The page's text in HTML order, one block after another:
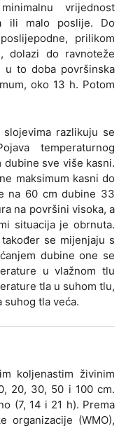
vrijednost
ili malo poslije. Do
prilikom
dolazi do ravnoteže
u to doba površinska
oko 13 h. Potom
razlikuju se
temperaturnog
dubine sve više kasni.
maksimum kasni do
na 60 cm dubine 33
na površini visoka, a
situacija je obrnuta.
se mijenjaju s
dubine one se
u vlažnom tlu
tla u suhom tlu,
tla veća.
koljenastim živinim
20, 30, 50 i 100 cm.
(7, 14 i 21 h). Prema
organizacije (WMO),